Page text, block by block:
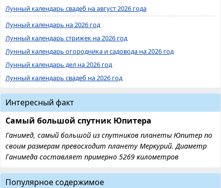
Лунный календарь свадеб на август 2026 года
Лунный календарь на 2026 год
Лунный календарь стрижек на 2026 год
Лунный календарь огородника и садовода на 2026 год
Лунный календарь дел на 2026 год
Лунный календарь свадеб на 2026 год
Интересный факт
Самый большой спутник Юпитера
Ганимед, самый большой из спутников планеты Юпитер по
своим размерам превосходит планету Меркурий. Диаметр
Ганимеда составляет примерно 5269 километров
Популярное содержимое